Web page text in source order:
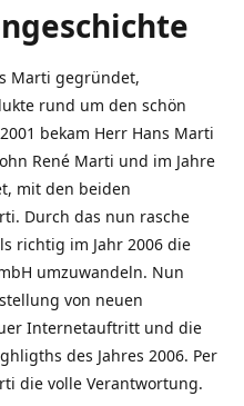
Marti gegründet,
rund um den schön
bekam Herr Hans Marti
René Marti und im Jahre
mit den beiden
Durch das nun rasche
richtig im Jahr 2006 die
umzuwandeln. Nun
von neuen
Internetauftritt und die
des Jahres 2006. Per
die volle Verantwortung.